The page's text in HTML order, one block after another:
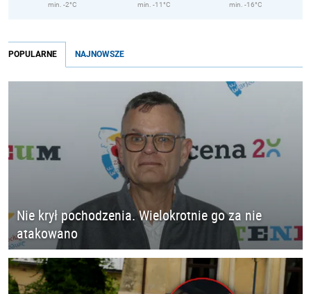
min. -2°C
min. -11°C
min. -16°C
POPULARNE NAJNOWSZE
Nie krył pochodzenia. Wielokrotnie go za nie
atakowano